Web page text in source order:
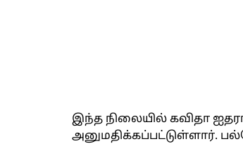
இந்த நிலையில் கவிதா
அனுமதிக்கப்பட்டுள்ளார்.